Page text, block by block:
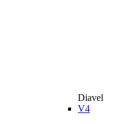
Diavel
V4